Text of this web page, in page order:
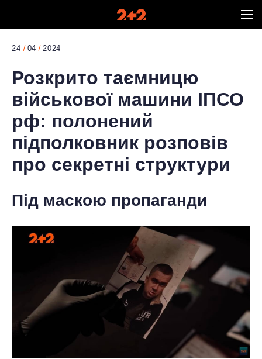
24 04 2024
Розкрито таємницю
військової машини ІПСО
рф: полонений
підполковник розповів
про секретні структури
Під маскою пропаганди